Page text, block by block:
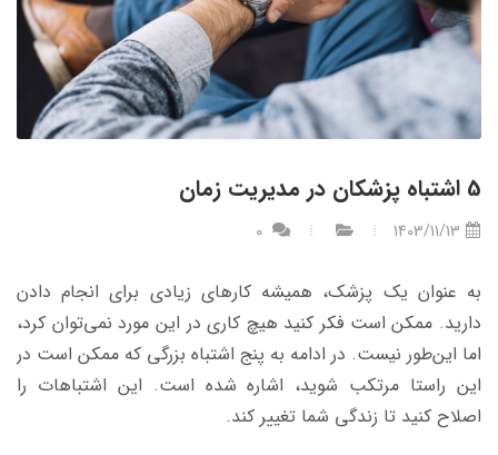
5 اشتباه پزشکان در مدیریت زمان
1403/11/13
به عنوان یک پزشک، همیشه کارهای زیادی برای انجام دادن
دارید. ممکن است فکر کنید هیچ کاری در این مورد نمی‌توان کرد،
اما این‌طور نیست. در ادامه به پنج اشتباه بزرگی که ممکن است در
این راستا مرتکب شوید، اشاره شده است. این اشتباهات را
اصلاح کنید تا زندگی شما تغییر کند.